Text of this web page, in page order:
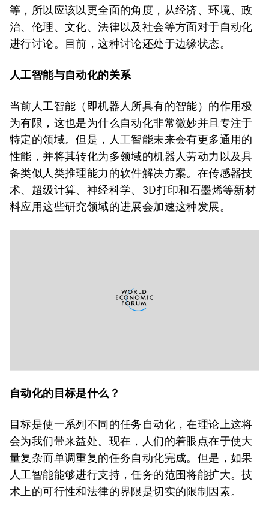
等，所以应该以更全面的角度，从经济、环境、政
治、伦理、文化、法律以及社会等方面对于自动化
进行讨论。目前，这种讨论还处于边缘状态。
人工智能与自动化的关系
当前人工智能（即机器人所具有的智能）的作用极
为有限，这也是为什么自动化非常微妙并且专注于
特定的领域。但是，人工智能未来会有更多通用的
性能，并将其转化为多领域的机器人劳动力以及具
备类似人类推理能力的软件解决方案。在传感器技
术、超级计算、神经科学、3D打印和石墨烯等新材
料应用这些研究领域的进展会加速这种发展。
自动化的目标是什么？
目标是使一系列不同的任务自动化，在理论上这将
会为我们带来益处。现在，人们的着眼点在于使大
量复杂而单调重复的任务自动化完成。但是，如果
人工智能能够进行支持，任务的范围将能扩大。技
术上的可行性和法律的界限是切实的限制因素。